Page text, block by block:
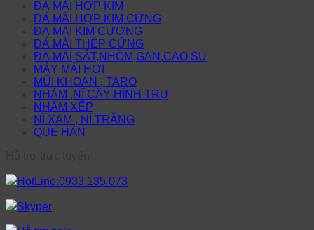
ĐÁ MÀI HỢP KIM
ĐÁ MÀI HỢP KIM CỨNG
ĐÁ MÀI KIM CƯƠNG
ĐÁ MÀI THÉP CỨNG
ĐÁ MÀI,SẮT,NHÔM,GAN,CAO SU
MÁY MÀI HƠI
MŨI KHOAN , TARO
NHÁM ,NĨ CÂY HÌNH TRỤ
NHÁM XẾP
NĨ XÁM , NĨ TRẮNG
QUE HÀN
HotLine:0933 135 073
Skyper